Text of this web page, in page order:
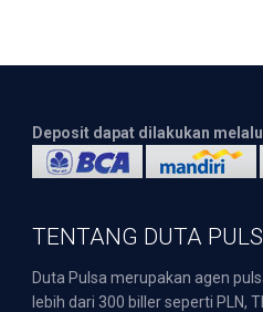
Deposit dapat dilakukan
TENTANG DUTA
Duta Pulsa merupakan agen
lebih dari 300 biller seperti PLN,